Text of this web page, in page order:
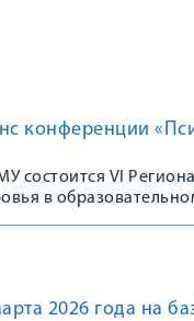
конференции
состоится VI
в
2026 года на